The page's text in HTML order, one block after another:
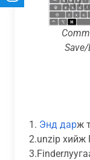
1. Энд дарж
2.unzip хийж